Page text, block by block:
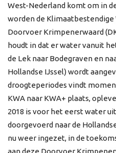
West-Nederland komt om in
worden de Klimaatbestendige
Doorvoer Krimpenerwaard
houdt in dat er water vanuit
de Lek naar Bodegraven en
Hollandse IJssel) wordt
droogteperiodes vindt
KWA naar KWA+ plaats,
2018 is voor het eerst water
doorgevoerd naar de
nu weer ingezet, in de
aan deze Doorvoer